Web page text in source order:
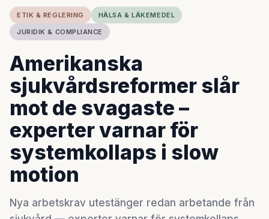
ETIK & REGLERING
HÄLSA & LÄKEMEDEL
JURIDIK & COMPLIANCE
Amerikanska
sjukvårdsreformer slår
mot de svagaste –
experter varnar för
systemkollaps i slow
motion
Nya arbetskrav utestänger redan arbetande från